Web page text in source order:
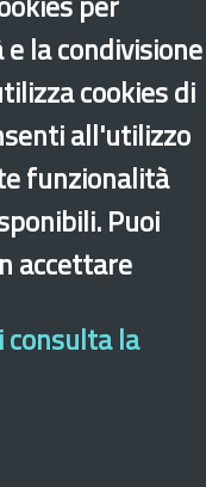
la condivisione
cookies di
all'utilizzo
funzionalità
Puoi
accettare
consulta la
Legal & Privacy
Contatti